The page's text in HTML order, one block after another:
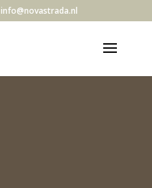
info@novastrada.nl